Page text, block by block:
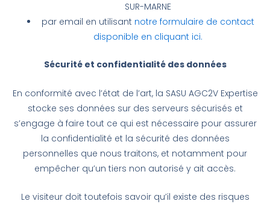
SUR-MARNE
par email en utilisant notre formulaire de contact
disponible en cliquant ici.
Sécurité et confidentialité des données
En conformité avec l’état de l’art, la SASU AGC2V Expertise
stocke ses données sur des serveurs sécurisés et
s’engage à faire tout ce qui est nécessaire pour assurer
la confidentialité et la sécurité des données
personnelles que nous traitons, et notamment pour
empêcher qu’un tiers non autorisé y ait accès.
Le visiteur doit toutefois savoir qu’il existe des risques